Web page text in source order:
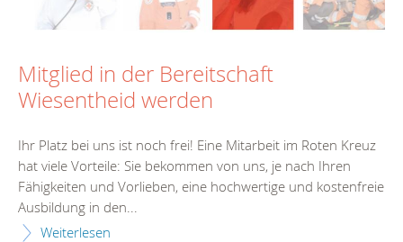
Mitglied in der Bereitschaft
Wiesentheid werden
Ihr Platz bei uns ist noch frei! Eine Mitarbeit im Roten Kreuz
hat viele Vorteile: Sie bekommen von uns, je nach Ihren
Fähigkeiten und Vorlieben, eine hochwertige und kostenfreie
Ausbildung in den...
Weiterlesen